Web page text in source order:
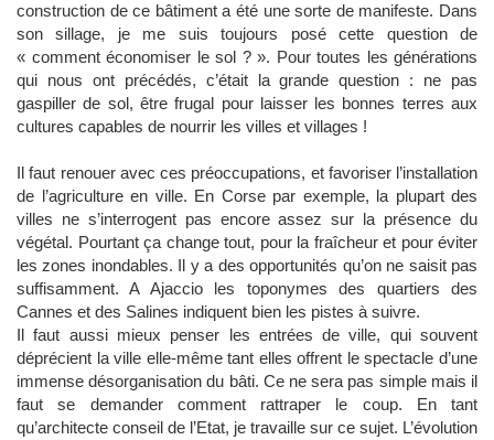
construction de ce bâtiment a été une sorte de manifeste. Dans
son sillage, je me suis toujours posé cette question de
« comment économiser le sol ? ». Pour toutes les générations
qui nous ont précédés, c’était la grande question : ne pas
gaspiller de sol, être frugal pour laisser les bonnes terres aux
cultures capables de nourrir les villes et villages !
Il faut renouer avec ces préoccupations, et favoriser l’installation
de l’agriculture en ville. En Corse par exemple, la plupart des
villes ne s’interrogent pas encore assez sur la présence du
végétal. Pourtant ça change tout, pour la fraîcheur et pour éviter
les zones inondables. Il y a des opportunités qu’on ne saisit pas
suffisamment. A Ajaccio les toponymes des quartiers des
Cannes et des Salines indiquent bien les pistes à suivre.
Il faut aussi mieux penser les entrées de ville, qui souvent
déprécient la ville elle-même tant elles offrent le spectacle d’une
immense désorganisation du bâti. Ce ne sera pas simple mais il
faut se demander comment rattraper le coup. En tant
qu’architecte conseil de l’Etat, je travaille sur ce sujet. L’évolution